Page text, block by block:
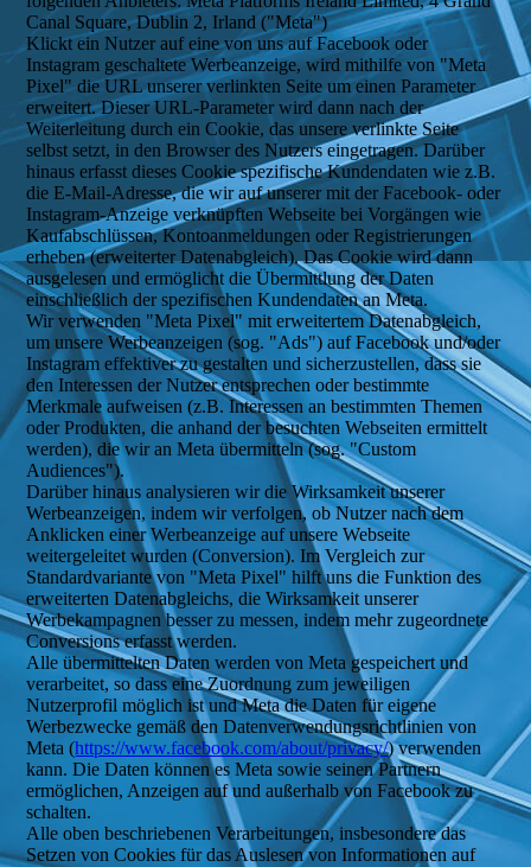
Canal Square, Dublin 2, Irland ("Meta")
Klickt ein Nutzer auf eine von uns auf Facebook oder
Instagram geschaltete Werbeanzeige, wird mithilfe von "Meta
Pixel" die URL unserer verlinkten Seite um einen Parameter
erweitert. Dieser URL-Parameter wird dann nach der
Weiterleitung durch ein Cookie, das unsere verlinkte Seite
selbst setzt, in den Browser des Nutzers eingetragen. Darüber
hinaus erfasst dieses Cookie spezifische Kundendaten wie z.B.
die E-Mail-Adresse, die wir auf unserer mit der Facebook- oder
Instagram-Anzeige verknüpften Webseite bei Vorgängen wie
Kaufabschlüssen, Kontoanmeldungen oder Registrierungen
erheben (erweiterter Datenabgleich). Das Cookie wird dann
ausgelesen und ermöglicht die Übermittlung der Daten
einschließlich der spezifischen Kundendaten an Meta.
Wir verwenden "Meta Pixel" mit erweitertem Datenabgleich,
um unsere Werbeanzeigen (sog. "Ads") auf Facebook und/oder
Instagram effektiver zu gestalten und sicherzustellen, dass sie
den Interessen der Nutzer entsprechen oder bestimmte
Merkmale aufweisen (z.B. Interessen an bestimmten Themen
oder Produkten, die anhand der besuchten Webseiten ermittelt
werden), die wir an Meta übermitteln (sog. "Custom
Audiences").
Darüber hinaus analysieren wir die Wirksamkeit unserer
Werbeanzeigen, indem wir verfolgen, ob Nutzer nach dem
Anklicken einer Werbeanzeige auf unsere Webseite
weitergeleitet wurden (Conversion). Im Vergleich zur
Standardvariante von "Meta Pixel" hilft uns die Funktion des
erweiterten Datenabgleichs, die Wirksamkeit unserer
Werbekampagnen besser zu messen, indem mehr zugeordnete
Conversions erfasst werden.
Alle übermittelten Daten werden von Meta gespeichert und
verarbeitet, so dass eine Zuordnung zum jeweiligen
Nutzerprofil möglich ist und Meta die Daten für eigene
Werbezwecke gemäß den Datenverwendungsrichtlinien von
Meta (https://www.facebook.com/about/privacy/) verwenden
kann. Die Daten können es Meta sowie seinen Partnern
ermöglichen, Anzeigen auf und außerhalb von Facebook zu
schalten.
Alle oben beschriebenen Verarbeitungen, insbesondere das
Setzen von Cookies für das Auslesen von Informationen auf